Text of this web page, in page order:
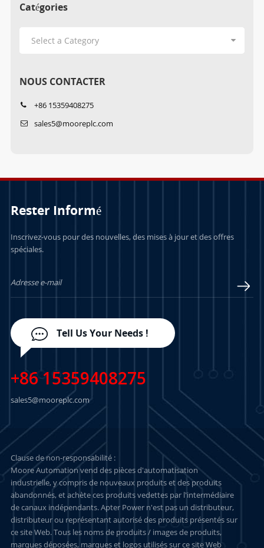
Catégories
NOUS CONTACTER
+86 15359408275
sales5@mooreplc.com
Rester Informé
Inscrivez-vous pour des nouvelles, des mises à jour et des offres
spéciales.
Tell Us Your Needs !
+86 15359408275
sales5@mooreplc.com
Clause de non-responsabilité :
Moore Automation vend des pièces d'automatisation
industrielle, y compris de nouveaux produits et des produits
abandonnés, et achète ces produits vedettes par l'intermédiaire
de canaux indépendants. Apter Power n'est pas un distributeur,
distributeur ou représentant autorisé des produits présentés sur
ce site Web. Tous les noms de produits / images de produits,
marques déposées, marques et logos utilisés sur ce site Web